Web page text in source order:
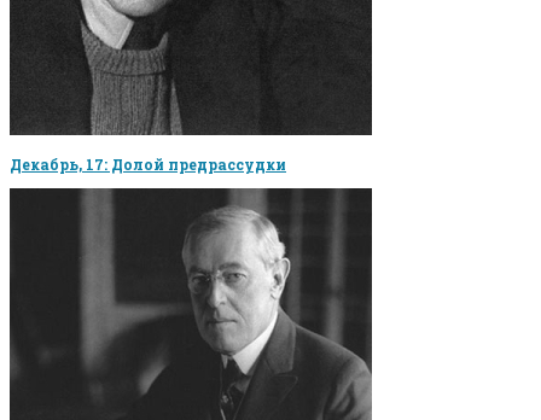
Декабрь, 17: Долой предрассудки